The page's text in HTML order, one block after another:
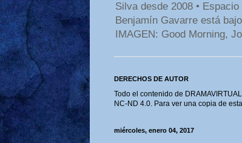
Silva desde 2008 •
Benjamín Gavarre está
IMAGEN: Good Morning,
DERECHOS DE AUTOR
Todo el contenido de
NC-ND 4.0. Para ver una copia de
miércoles, enero 04, 2017